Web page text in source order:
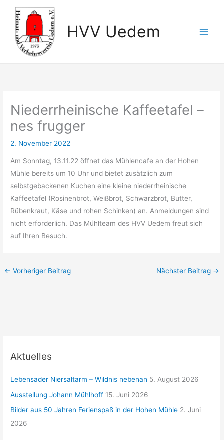
Inhalt
springen
HVV Uedem
Niederrheinische Kaffeetafel –
nes frugger
2. November 2022
Am Sonntag, 13.11.22 öffnet das Mühlencafe an der Hohen
Mühle bereits um 10 Uhr und bietet zusätzlich zum
selbstgebackenen Kuchen eine kleine niederrheinische
Kaffeetafel (Rosinenbrot, Weißbrot, Schwarzbrot, Butter,
Rübenkraut, Käse und rohen Schinken) an. Anmeldungen sind
nicht erforderlich. Das Mühlteam des HVV Uedem freut sich
auf Ihren Besuch.
← Vorheriger Beitrag Nächster Beitrag →
Aktuelles
Lebensader Niersaltarm – Wildnis nebenan 5. August 2026
Ausstellung Johann Mühlhoff 15. Juni 2026
Bilder aus 50 Jahren Ferienspaß in der Hohen Mühle 2. Juni
2026